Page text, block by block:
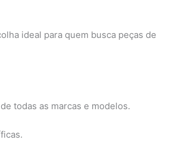
ideal para quem busca peças de
todas as marcas e modelos.